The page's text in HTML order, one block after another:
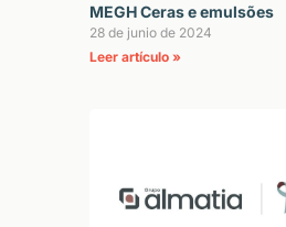
MEGH Ceras e emulsões
28 de junio de 2024
Leer artículo »